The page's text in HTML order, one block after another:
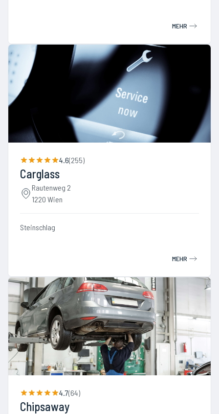
MEHR
4.6(255)
Carglass
Rautenweg 2
1220 Wien
Steinschlag
MEHR
4.7(64)
Chipsaway